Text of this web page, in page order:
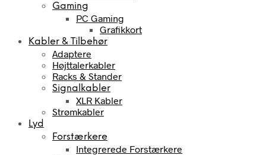
Gaming
PC Gaming
Grafikkort
Kabler & Tilbehør
Adaptere
Højttalerkabler
Racks & Stander
Signalkabler
XLR Kabler
Strømkabler
Lyd
Forstærkere
Integrerede Forstærkere